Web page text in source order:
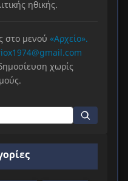
ηθικής.
στο μενού «Αρχείο».
χωρίς